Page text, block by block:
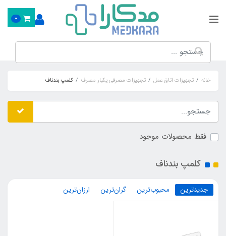
0
خانه تجهیزات اتاق عمل تجهیزات مصرفی یکبار مصرف کلمپ بندناف
فقط محصولات موجود
کلمپ بندناف
جدیدترین محبوب‌ترین گران‌ترین ارزان‌ترین